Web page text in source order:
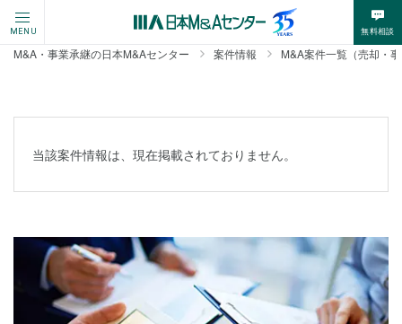
MENU 無料相談
M&A・事業承継の日本M&Aセンター 案件情報 M&A案件一覧（売却・
当該案件情報は、現在掲載されておりません。